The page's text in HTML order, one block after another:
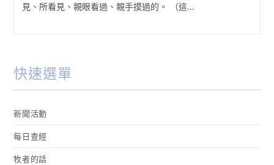
見、所看見、親眼看過、親手摸過的。 （這...
快速選單
新聞活動
每日查經
牧者的話